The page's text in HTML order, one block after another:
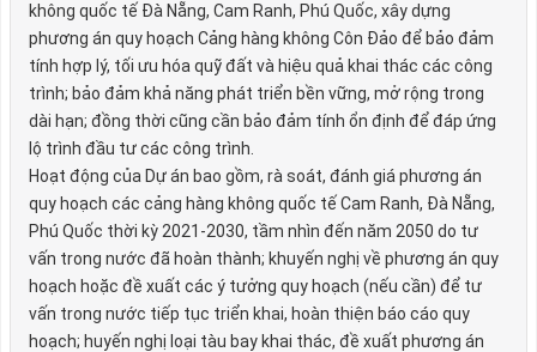
không quốc tế Đà Nẵng, Cam Ranh, Phú Quốc, xây dựng
phương án quy hoạch Cảng hàng không Côn Đảo để bảo đảm
tính hợp lý, tối ưu hóa quỹ đất và hiệu quả khai thác các công
trình; bảo đảm khả năng phát triển bền vững, mở rộng trong
dài hạn; đồng thời cũng cần bảo đảm tính ổn định để đáp ứng
lộ trình đầu tư các công trình.
Hoạt động của Dự án bao gồm, rà soát, đánh giá phương án
quy hoạch các cảng hàng không quốc tế Cam Ranh, Đà Nẵng,
Phú Quốc thời kỳ 2021-2030, tầm nhìn đến năm 2050 do tư
vấn trong nước đã hoàn thành; khuyến nghị về phương án quy
hoạch hoặc đề xuất các ý tưởng quy hoạch (nếu cần) để tư
vấn trong nước tiếp tục triển khai, hoàn thiện báo cáo quy
hoạch; huyến nghị loại tàu bay khai thác, đề xuất phương án